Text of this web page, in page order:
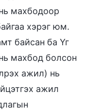
махбодоор
хэрэг юм.
байсан ба Үг
махбод болсон
ажил) нь
ажил